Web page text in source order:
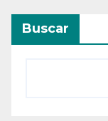
Buscar